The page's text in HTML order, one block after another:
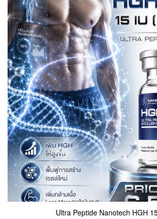
Ultra Peptide Nanotech HGH